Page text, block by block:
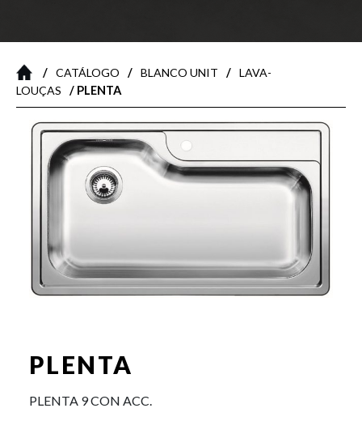
/ CATÁLOGO / BLANCO UNIT / LAVA-
LOUÇAS
/ PLENTA
PLENTA
PLENTA 9 CON ACC.